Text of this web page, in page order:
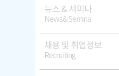
뉴스 & 세미나
News&Semina
채용 및 취업정보
Recruiting